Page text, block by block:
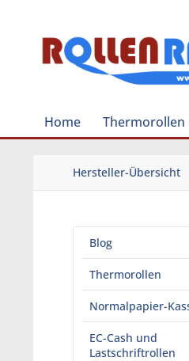
Home Thermorollen
Hersteller-Übersicht
Blog
Thermorollen
Normalpapier-
EC-Cash und
Lastschriftrollen